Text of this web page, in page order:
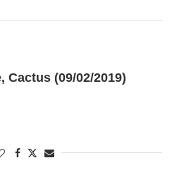
Cactus (09/02/2019)